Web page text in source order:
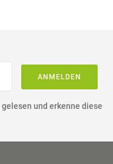
ANMELDEN
gelesen und erkenne diese